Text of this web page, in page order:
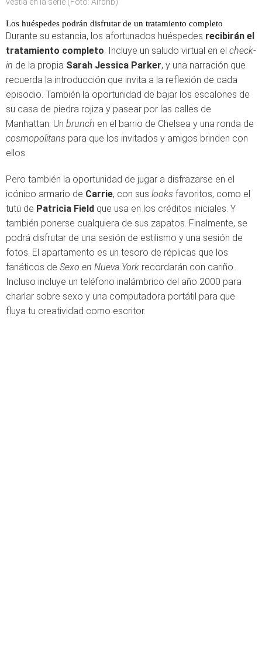
Los huéspedes podrán disfrutar de un tratamiento completo
Durante su estancia, los afortunados huéspedes recibirán el
tratamiento completo. Incluye un saludo virtual en el check-
in de la propia Sarah Jessica Parker, y una narración que
recuerda la introducción que invita a la reflexión de cada
episodio. También la oportunidad de bajar los escalones de
su casa de piedra rojiza y pasear por las calles de
Manhattan. Un brunch en el barrio de Chelsea y una ronda de
cosmopolitans para que los invitados y amigos brinden con
ellos.
Pero también la oportunidad de jugar a disfrazarse en el
icónico armario de Carrie, con sus looks favoritos, como el
tutú de Patricia Field que usa en los créditos iniciales. Y
también ponerse cualquiera de sus zapatos. Finalmente, se
podrá disfrutar de una sesión de estilismo y una sesión de
fotos. El apartamento es un tesoro de réplicas que los
fanáticos de Sexo en Nueva York recordarán con cariño.
Incluso incluye un teléfono inalámbrico del año 2000 para
charlar sobre sexo y una computadora portátil para que
fluya tu creatividad como escritor.